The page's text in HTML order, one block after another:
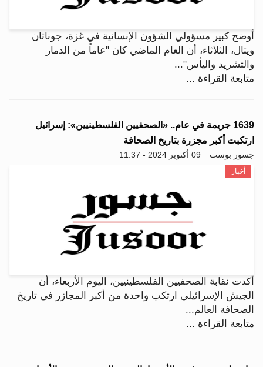
أوضح كبير مسؤولي الشؤون الإنسانية في غزة، جوناثان
ويتال، الثلاثاء، أن العام الماضي كان "عاماً من الدمار
والتشريد واليأس"...
متابعة القراءة ...
1639 جريمة في عام.. «الصحفيين الفلسطينيين»: إسرائيل
ارتكبت أكبر مجزرة بتاريخ الصحافة
جسور بوست 09 أكتوبر 2024 - 11:37
أخبار
أكدت نقابة الصحفيين الفلسطينيين، اليوم الأربعاء، أن
الجيش الإسرائيلي ارتكب واحدة من أكبر المجازر في تاريخ
الصحافة العالم...
متابعة القراءة ...